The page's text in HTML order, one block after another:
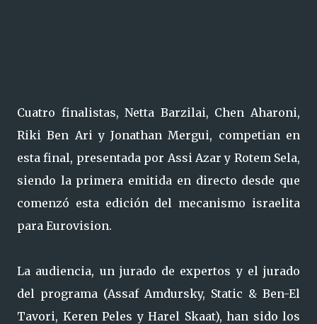
Cuatro finalistas, Netta Barzilai, Chen Aharoni,
Riki Ben Ari y Jonathan Mergui, competian en
esta final, presentada por Assi Azar y Rotem Sela,
siendo la primera emitida en directo desde que
comenzó esta edición del mecanismo israelita
para Eurovision.
La audiencia, un jurado de expertos y el jurado
del programa (Assaf Amdursky, Static & Ben-El
Tavori, Keren Peles y Harel Skaat), han sido los